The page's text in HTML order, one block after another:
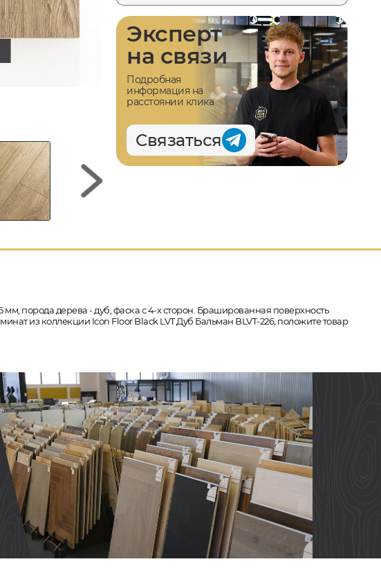
Эксперт
на связи
Подробная
информация на
расстоянии клика
Связаться
порода дерева - дуб, фаска с 4-х сторон. Брашированная поверхность
из коллекции Icon Floor Black LVT Дуб Бальман BLVT-226, положите товар